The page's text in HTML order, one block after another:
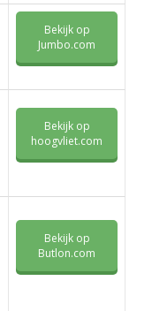
Bekijk op
Jumbo.com
Bekijk op
hoogvliet.com
Bekijk op
Butlon.com